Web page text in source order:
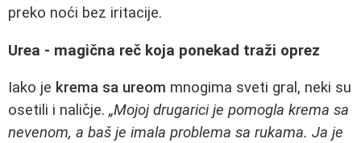
preko noći bez iritacije.
Urea - magična reč koja ponekad traži oprez
Iako je krema sa ureom mnogima sveti gral, neki su
osetili i naličje. „Mojoj drugarici je pomogla krema sa
nevenom, a baš je imala problema sa rukama. Ja je